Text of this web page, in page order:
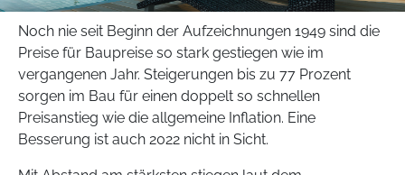
Noch nie seit Beginn der Aufzeichnungen 1949 sind die
Preise für Baupreise so stark gestiegen wie im
vergangenen Jahr. Steigerungen bis zu 77 Prozent
sorgen im Bau für einen doppelt so schnellen
Preisanstieg wie die allgemeine Inflation. Eine
Besserung ist auch 2022 nicht in Sicht.